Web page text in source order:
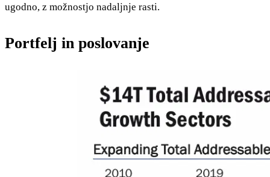
ugodno, z možnostjo nadaljnje rasti.
Portfelj in poslovanje